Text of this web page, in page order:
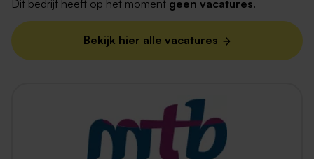
Dit bedrijf heeft op het moment geen vacatures.
Bekijk hier alle vacatures